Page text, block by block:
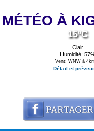
MÉTÉO À
15°C
Clair
Humidité:
Vent: WNW à
Détail et